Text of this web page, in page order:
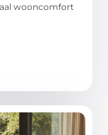
wooncomfort